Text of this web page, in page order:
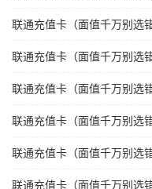
联通充值卡（面值千万别选
联通充值卡（面值千万别选
联通充值卡（面值千万别选
联通充值卡（面值千万别选
联通充值卡（面值千万别选
联通充值卡（面值千万别选